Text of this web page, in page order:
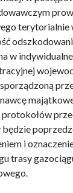
terytorialnie
w
w
sporządzoną
protokołów
i
trasy